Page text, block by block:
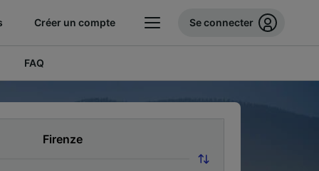
Créer un compte Se connecter
FAQ